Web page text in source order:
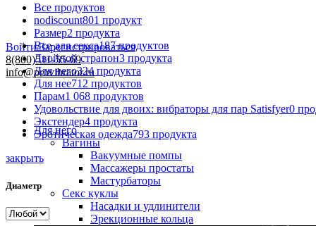
Войти/Зарегистрироваться
8(800)511-55-69
info@provibrator.ru
Для него
Вагины
Вакуумные помпы
Массажеры простаты
Мастурбаторы
Секс куклы
Насадки и удлинители
Эрекционные кольца
Все продуктов
nodiscount801 продукт
Размер2 продукта
Все для секса187 продуктов
Двойной страпон3 продукта
Для него324 продукта
Для нее712 продуктов
Парам1 068 продуктов
Удовольствие для двоих: вибраторы для пар Satisfyer0
Экстендер4 продукта
Эротическая одежда793 продукта
закрыть
Диаметр